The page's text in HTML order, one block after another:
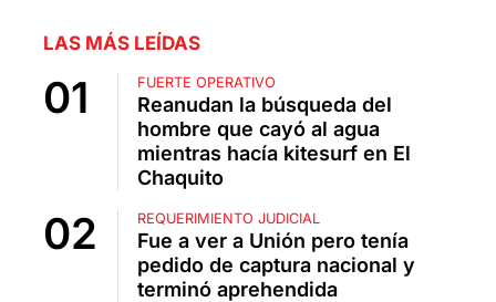
LAS MÁS LEÍDAS
FUERTE OPERATIVO
Reanudan la búsqueda del
hombre que cayó al agua
mientras hacía kitesurf en El
Chaquito
REQUERIMIENTO JUDICIAL
Fue a ver a Unión pero tenía
pedido de captura nacional y
terminó aprehendida